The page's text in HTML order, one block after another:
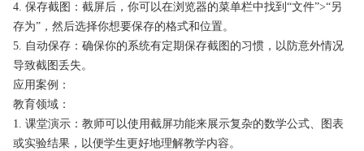
4. 保存截图：截屏后，你可以在浏览器的菜单栏中找到“文件”>“另
存为”，然后选择你想要保存的格式和位置。
5. 自动保存：确保你的系统有定期保存截图的习惯，以防意外情况
导致截图丢失。
应用案例：
教育领域：
1. 课堂演示：教师可以使用截屏功能来展示复杂的数学公式、图表
或实验结果，以便学生更好地理解教学内容。